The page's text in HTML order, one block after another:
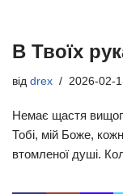
В Твоїх
від drex 2026-02-
Немає щастя
Тобі, мій Боже,
втомленої душі.